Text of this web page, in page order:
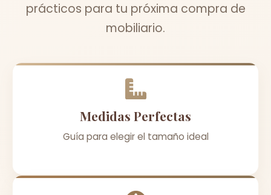
prácticos para tu próxima compra de
mobiliario.
Medidas Perfectas
Guía para elegir el tamaño ideal